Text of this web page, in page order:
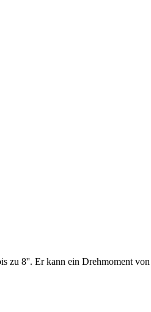
8''. Er kann ein Drehmoment